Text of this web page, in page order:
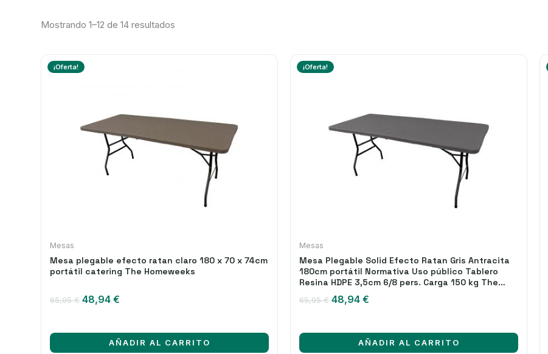
Mostrando 1–12 de 14 resultados
¡Oferta!
Mesas
Mesa plegable efecto ratan claro 180 x 70 x 74cm
portátil catering The Homeweeks
65,95€ El
era:
65,95 €.
48,94 €
es:
48,94 €.
AÑADIR AL CARRITO
¡Oferta!
Mesas
Mesa Plegable Solid Efecto Ratan Gris Antracita
180cm portátil Normativa Uso público Tablero
Resina HDPE 3,5cm 6/8 pers. Carga 150 kg The
Homeweeks
65,95€ El
era:
65,95 €.
48,94 €
es:
48,94 €.
AÑADIR AL CARRITO